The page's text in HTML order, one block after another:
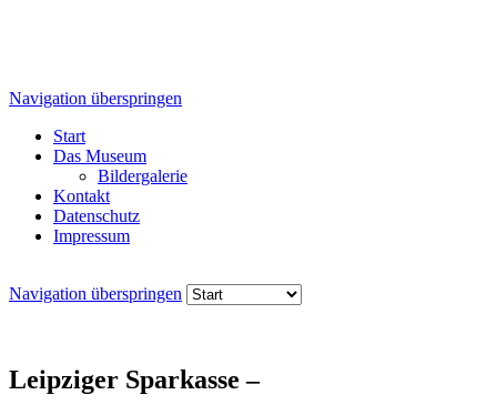
Navigation überspringen
Start
Das Museum
Bildergalerie
Kontakt
Datenschutz
Impressum
Navigation überspringen
Leipziger Sparkasse –